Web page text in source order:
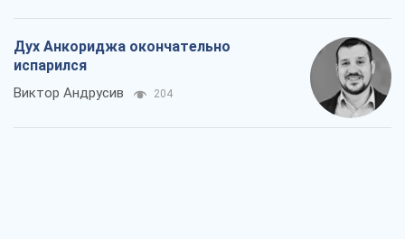
Дух Анкориджа окончательно
испарился
Виктор Андрусив 204